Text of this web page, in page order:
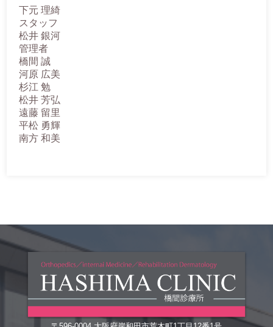
下元 理綺
スタッフ
松井 銀河
管理者
橋間 誠
河原 広美
杉江 勉
松井 芳弘
遠藤 留里
平松 勇輝
南方 和美